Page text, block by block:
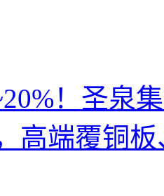
！圣泉
高端覆铜